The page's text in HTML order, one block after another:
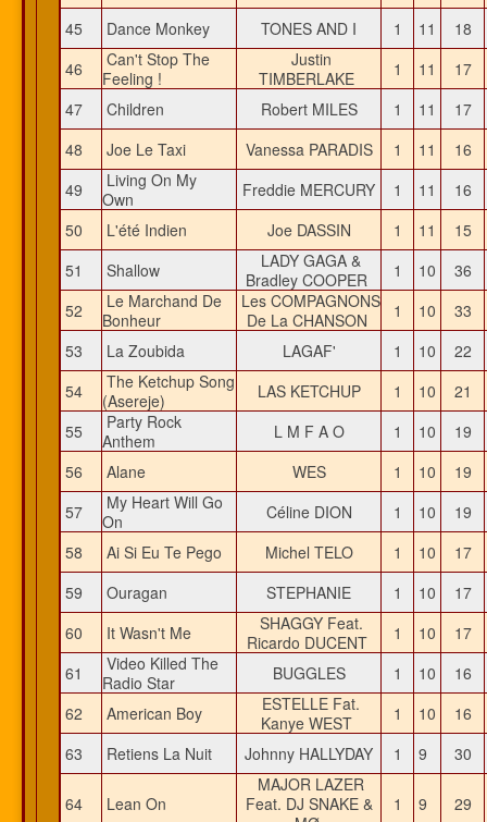
45
Dance Monkey TONES AND I 1 11
18
46
Can't Stop The
Feeling !
Justin
TIMBERLAKE
1 11
17
47
Children Robert MILES 1 11
17
48
Joe Le Taxi Vanessa PARADIS 1 11
16
49
Living On My
Own
Freddie MERCURY 1 11
16
50
L'été Indien Joe DASSIN 1 11
15
51
Shallow
LADY GAGA &
Bradley COOPER
1 10
36
52
Le Marchand De
Bonheur
Les COMPAGNONS
De La CHANSON
1 10
33
53
La Zoubida LAGAF' 1 10
22
54
The Ketchup Song
(Asereje)
LAS KETCHUP 1 10
21
55
Party Rock
Anthem
L M F A O 1 10
19
56
Alane WES 1 10
19
57
My Heart Will Go
On
Céline DION 1 10
19
58
Ai Si Eu Te Pego Michel TELO 1 10
17
59
Ouragan STEPHANIE 1 10
17
60
It Wasn't Me
SHAGGY Feat.
Ricardo DUCENT
1 10
17
61
Video Killed The
Radio Star
BUGGLES 1 10
16
62
American Boy
ESTELLE Fat.
Kanye WEST
1 10
16
63
Retiens La Nuit Johnny HALLYDAY 1 9 30
64 Lean On
MAJOR LAZER
Feat. DJ SNAKE &
1 9 29